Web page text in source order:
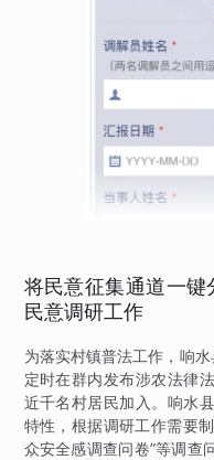
将民意征集通道一
民意调研工作
为落实村镇普法工作，响
定时在群内发布涉农法律
近千名村居民加入。响水
特性，根据调研工作需要
众安全感调查问卷”等调查